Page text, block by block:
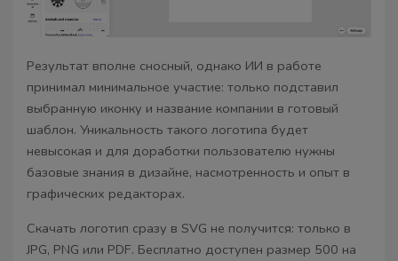
Результат вполне сносный, однако ИИ в работе
принимал минимальное участие: только подставил
выбранную иконку и название компании в готовый
шаблон. Уникальность такого логотипа будет
невысокая и для доработки пользователю нужны
базовые знания в дизайне, насмотренность и опыт в
графических редакторах.
Скачать логотип сразу в SVG не получится: только в
JPG, PNG или PDF. Бесплатно доступен размер 500 на